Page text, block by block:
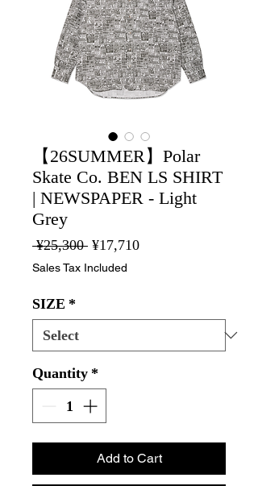
【26SUMMER】Polar
Skate Co. BEN LS SHIRT
| NEWSPAPER - Light
Grey
¥25,300 Regular
Price
¥17,710Sale
Sales Tax Included
SIZE *
Quantity *
Add to Cart